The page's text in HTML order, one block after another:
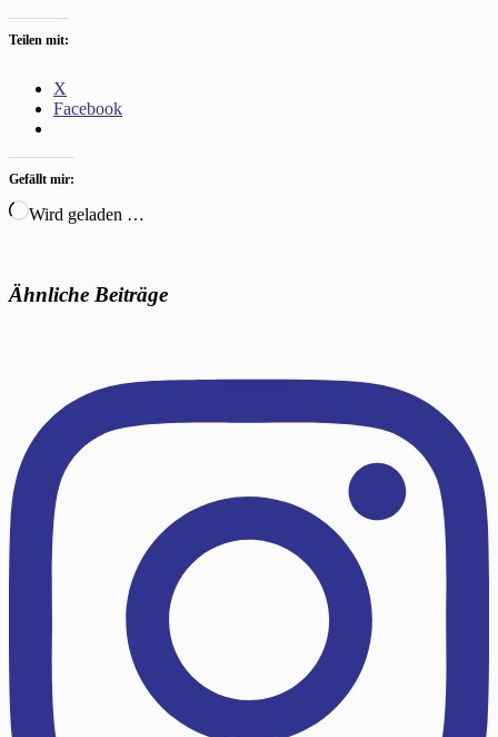
Teilen mit:
X
Facebook
Gefällt mir:
Wird geladen …
Ähnliche Beiträge